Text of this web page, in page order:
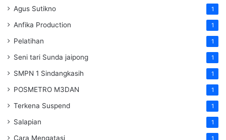
Agus Sutikno 1
Anfika Production 1
Pelatihan 1
Seni tari Sunda jaipong 1
SMPN 1 Sindangkasih 1
POSMETRO M3DAN 1
Terkena Suspend 1
Salapian 1
Cara Mengatasi 1